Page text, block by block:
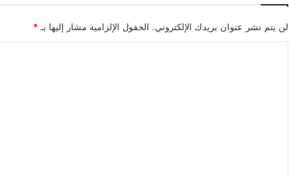
لن يتم نشر عنوان بريدك الإلكتروني. الحقول الإلزامية مشار إليها بـ *